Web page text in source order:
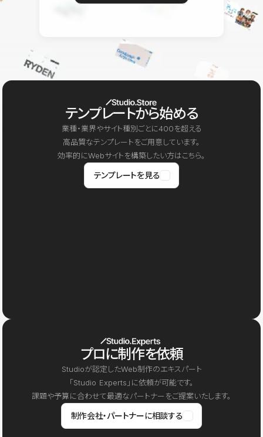
テンプレートから始める
業種・業界やサイト種別ごとに400を超える
高品質なテンプレートをご用意しています。
効率的にWebサイトを構築したい方はこちら。
テンプレートを見る
プロに制作を依頼
Studioが認定したWeb制作のエキスパート
「Studio Experts」に依頼が可能です。
課題や予算に合わせて最適なパートナーをご提案いたします。
制作会社・パートナーに相談する